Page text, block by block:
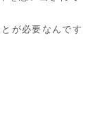
が必要なんです